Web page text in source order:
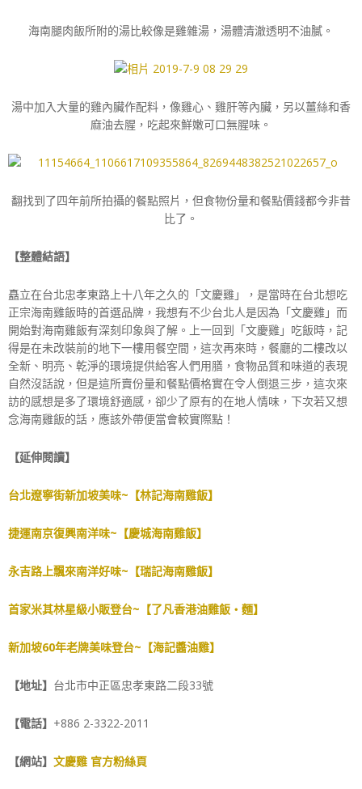
海南腿肉飯所附的湯比較像是雞雜湯，湯體清澈透明不油膩。
湯中加入大量的雞內臟作配料，像雞心、雞肝等內臟，另以薑絲和香
麻油去腥，吃起來鮮嫩可口無腥味。
翻找到了四年前所拍攝的餐點照片，但食物份量和餐點價錢都今非昔
比了。
【整體結語】
矗立在台北忠孝東路上十八年之久的「文慶雞」，是當時在台北想吃
正宗海南雞飯時的首選品牌，我想有不少台北人是因為「文慶雞」而
開始對海南雞飯有深刻印象與了解。上一回到「文慶雞」吃飯時，記
得是在未改裝前的地下一樓用餐空間，這次再來時，餐廳的二樓改以
全新、明亮、乾淨的環境提供給客人們用膳，食物品質和味道的表現
自然沒話說，但是這所賣份量和餐點價格實在令人倒退三步，這次來
訪的感想是多了環境舒適感，卻少了原有的在地人情味，下次若又想
念海南雞飯的話，應該外帶便當會較實際點！
【延伸閱讀】
台北遼寧街新加坡美味~【林記海南雞飯】
捷運南京復興南洋味~【慶城海南雞飯】
永吉路上飄來南洋好味~【瑞記海南雞飯】
首家米其林星級小販登台~【了凡香港油雞飯‧麵】
新加坡60年老牌美味登台~【海記醬油雞】
【地址】 台北市中正區忠孝東路二段33號
【電話】 +886 2-3322-2011
【網站】 文慶雞 官方粉絲頁